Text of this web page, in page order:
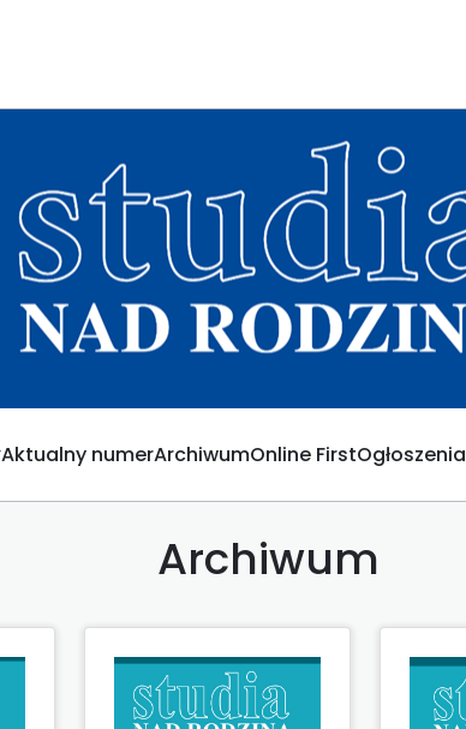
Aktualny numerArchiwumOnline FirstOgłoszenia
Archiwum